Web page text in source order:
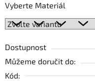
Vyberte Materiál
Dostupnost
Můžeme doručit do:
Kód: